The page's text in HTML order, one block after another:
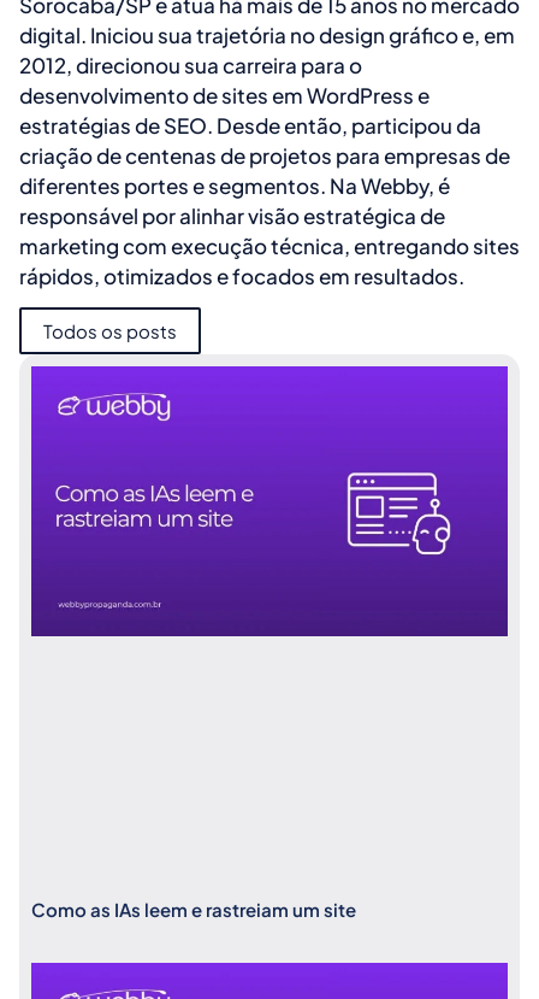
digital. Iniciou sua trajetória no design gráfico e, em
2012, direcionou sua carreira para o
desenvolvimento de sites em WordPress e
estratégias de SEO. Desde então, participou da
criação de centenas de projetos para empresas de
diferentes portes e segmentos. Na Webby, é
responsável por alinhar visão estratégica de
marketing com execução técnica, entregando sites
rápidos, otimizados e focados em resultados.
Todos os posts
Como as IAs leem e rastreiam um site